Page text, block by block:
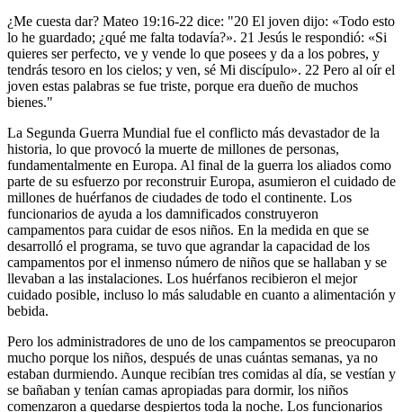
¿Me cuesta dar? Mateo 19:16-22 dice: "20 El joven dijo: «Todo esto
lo he guardado; ¿qué me falta todavía?». 21 Jesús le respondió: «Si
quieres ser perfecto, ve y vende lo que posees y da a los pobres, y
tendrás tesoro en los cielos; y ven, sé Mi discípulo». 22 Pero al oír el
joven estas palabras se fue triste, porque era dueño de muchos
bienes."
La Segunda Guerra Mundial fue el conflicto más devastador de la
historia, lo que provocó la muerte de millones de personas,
fundamentalmente en Europa. Al final de la guerra los aliados como
parte de su esfuerzo por reconstruir Europa, asumieron el cuidado de
millones de huérfanos de ciudades de todo el continente. Los
funcionarios de ayuda a los damnificados construyeron
campamentos para cuidar de esos niños. En la medida en que se
desarrolló el programa, se tuvo que agrandar la capacidad de los
campamentos por el inmenso número de niños que se hallaban y se
llevaban a las instalaciones. Los huérfanos recibieron el mejor
cuidado posible, incluso lo más saludable en cuanto a alimentación y
bebida.
Pero los administradores de uno de los campamentos se preocuparon
mucho porque los niños, después de unas cuántas semanas, ya no
estaban durmiendo. Aunque recibían tres comidas al día, se vestían y
se bañaban y tenían camas apropiadas para dormir, los niños
comenzaron a quedarse despiertos toda la noche. Los funcionarios